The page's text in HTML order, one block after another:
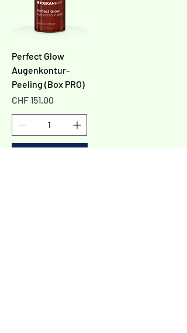
Perfect Glow
Augenkontur-
Peeling (Box PRO)
Preis
CHF 151.00